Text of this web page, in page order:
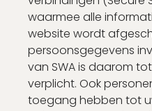
waarmee alle
website wordt
persoonsgegevens
van SWA is daarom
verplicht. Ook
toegang hebben tot